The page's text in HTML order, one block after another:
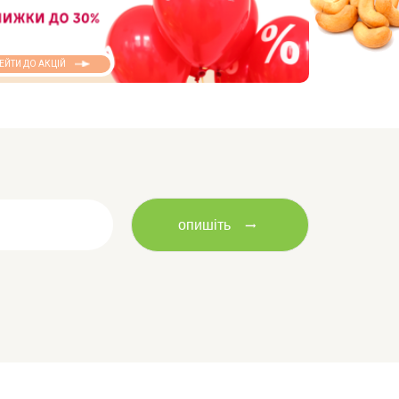
ДО АКЦІЙ
опишіть